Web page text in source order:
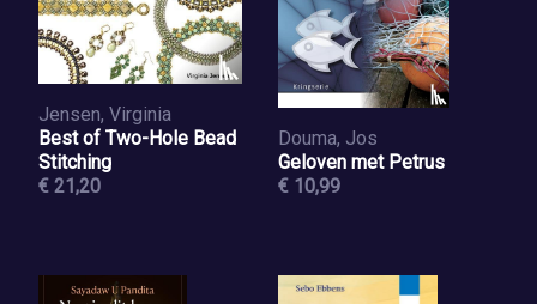
Jensen, Virginia
Best of Two-Hole Bead
Stitching
€ 21,20
Douma, Jos
Geloven met Petrus
€ 10,99